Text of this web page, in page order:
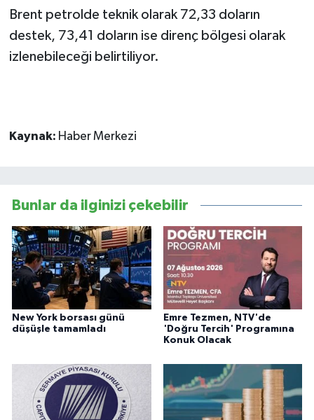
Brent petrolde teknik olarak 72,33 doların
destek, 73,41 doların ise direnç bölgesi olarak
izlenebileceği belirtiliyor.
Kaynak: Haber Merkezi
Bunlar da ilginizi çekebilir
New York borsası günü
düşüşle tamamladı
Emre Tezmen, NTV'de
'Doğru Tercih' Programına
Konuk Olacak